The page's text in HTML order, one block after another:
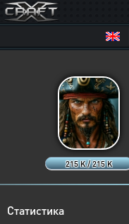
215 K / 215 K
Статистика